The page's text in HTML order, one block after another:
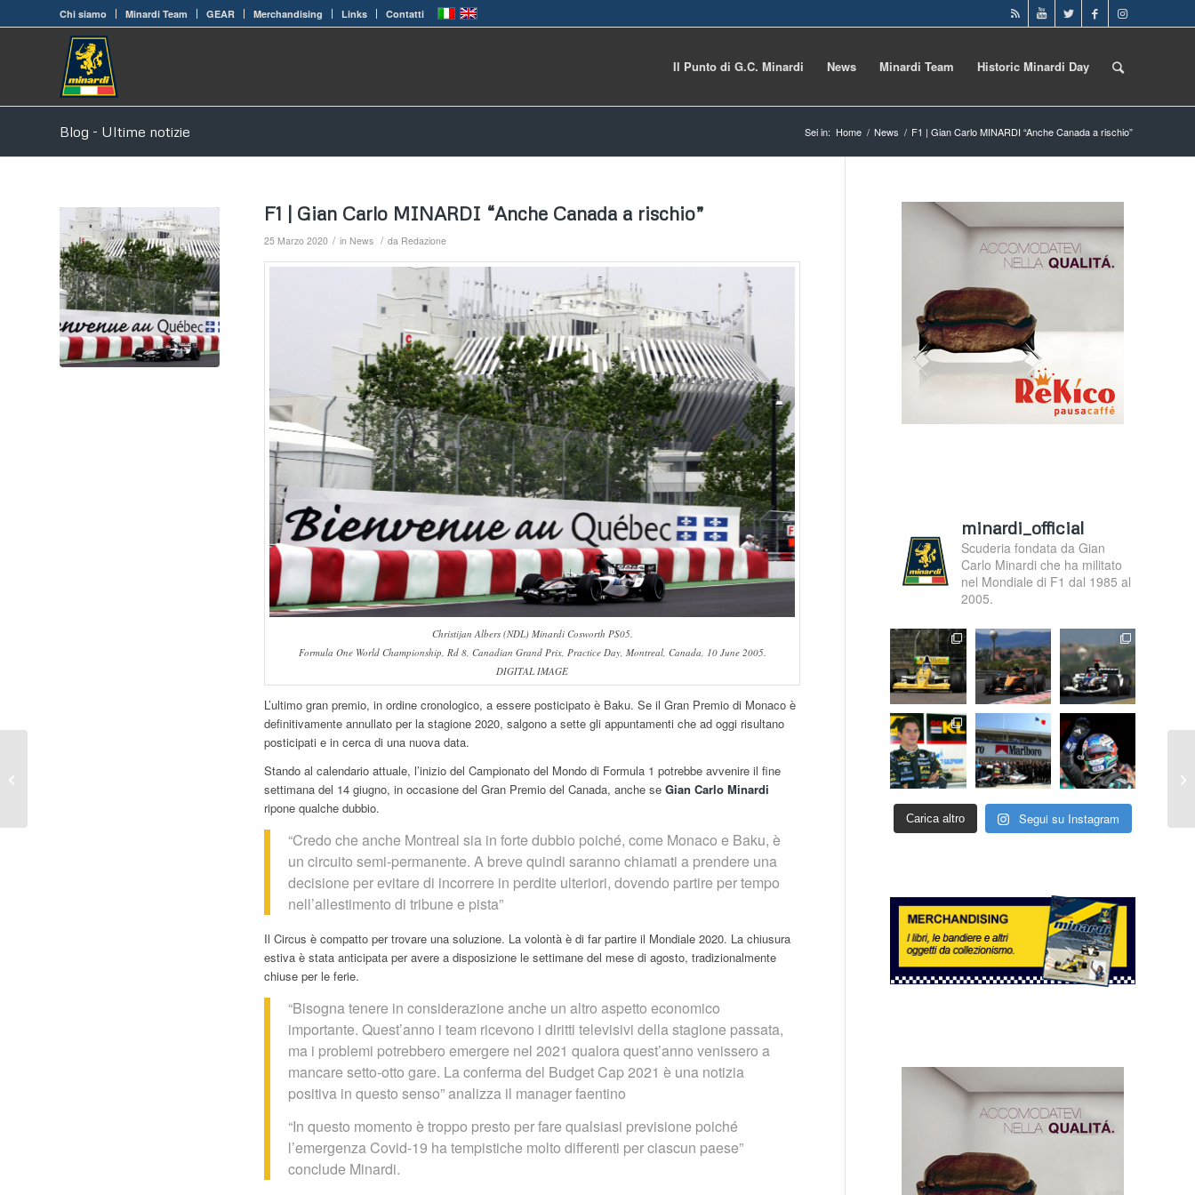
Chi siamo Minardi Team GEAR Merchandising Links Contatti
Il Punto di G.C. Minardi News Minardi Team Historic Minardi Day
Blog - Ultime notizie Sei in: Home / News / F1 | Gian Carlo MINARDI “Anche Canada a rischio”
F1 | Gian Carlo MINARDI “Anche Canada a rischio”
25 Marzo 2020 / in News / da Redazione
Christijan Albers (NDL) Minardi Cosworth PS05.
Formula One World Championship, Rd 8, Canadian Grand Prix, Practice Day, Montreal, Canada, 10 June 2005.
DIGITAL IMAGE
L’ultimo gran premio, in ordine cronologico, a essere posticipato è Baku. Se il Gran Premio di Monaco è
definitivamente annullato per la stagione 2020, salgono a sette gli appuntamenti che ad oggi risultano
posticipati e in cerca di una nuova data.
Stando al calendario attuale, l’inizio del Campionato del Mondo di Formula 1 potrebbe avvenire il fine
settimana del 14 giugno, in occasione del Gran Premio del Canada, anche se Gian Carlo Minardi
ripone qualche dubbio.
“Credo che anche Montreal sia in forte dubbio poiché, come Monaco e Baku, è
un circuito semi-permanente. A breve quindi saranno chiamati a prendere una
decisione per evitare di incorrere in perdite ulteriori, dovendo partire per tempo
nell’allestimento di tribune e pista”
Il Circus è compatto per trovare una soluzione. La volontà è di far partire il Mondiale 2020. La chiusura
estiva è stata anticipata per avere a disposizione le settimane del mese di agosto, tradizionalmente
chiuse per le ferie.
“Bisogna tenere in considerazione anche un altro aspetto economico
importante. Quest’anno i team ricevono i diritti televisivi della stagione passata,
ma i problemi potrebbero emergere nel 2021 qualora quest’anno venissero a
mancare setto-otto gare. La conferma del Budget Cap 2021 è una notizia
positiva in questo senso” analizza il manager faentino
“In questo momento è troppo presto per fare qualsiasi previsione poiché
l’emergenza Covid-19 ha tempistiche molto differenti per ciascun paese”
conclude Minardi.
minardi_official
Scuderia fondata da Gian
Carlo Minardi che ha militato
nel Mondiale di F1 dal 1985 al
2005.
Carica altro Segui su Instagram